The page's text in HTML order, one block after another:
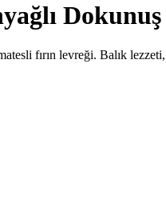
Dokunuş
fırın levreği. Balık